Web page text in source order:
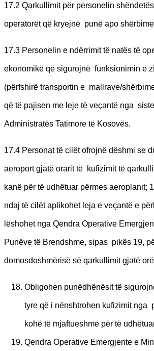
17.2 Qarkullimit për personelin
operatorët që kryejnë punë apo
17.3 Personelin e ndërrimit të natës të
ekonomikë që sigurojnë funksionimin e
(përfshirë transportin e mallrave/
që të pajisen me leje të veçantë nga
Administratës Tatimore të Kosovës.
17.4 Personat të cilët ofrojnë dëshmi se
aeroport gjatë orarit të kufizimit të
kanë për të udhëtuar përmes aeroplanit;
ndaj të cilët aplikohet leja e veçantë e
lëshohet nga Qendra Operative
Punëve të Brendshme, sipas pikës 19,
domosdoshmërisë së qarkullimit gjatë
Obligohen punëdhënësit të
tyre që i nënshtrohen kufizimit nga
kohë të mjaftueshme për të
Qendra Operative Emergjente e